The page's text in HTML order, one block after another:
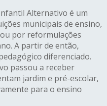
Alternativo é um
municipais de ensino,
por reformulações
A partir de então,
diferenciado.
passou a receber
jardim e pré-escolar,
para o ensino